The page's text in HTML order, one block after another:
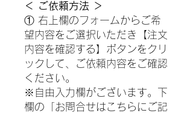
＜ ご依頼方法 ＞
① 右上欄のフォームからご希
望内容をご選択いただき【注文
内容を確認する】ボタンをクリ
ックして、ご依頼内容をご確認
ください。
※自由入力欄がございます。下
欄の「お問合せはこちらにご記